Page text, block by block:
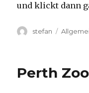
und klickt dann
Autor
stefan
Perth